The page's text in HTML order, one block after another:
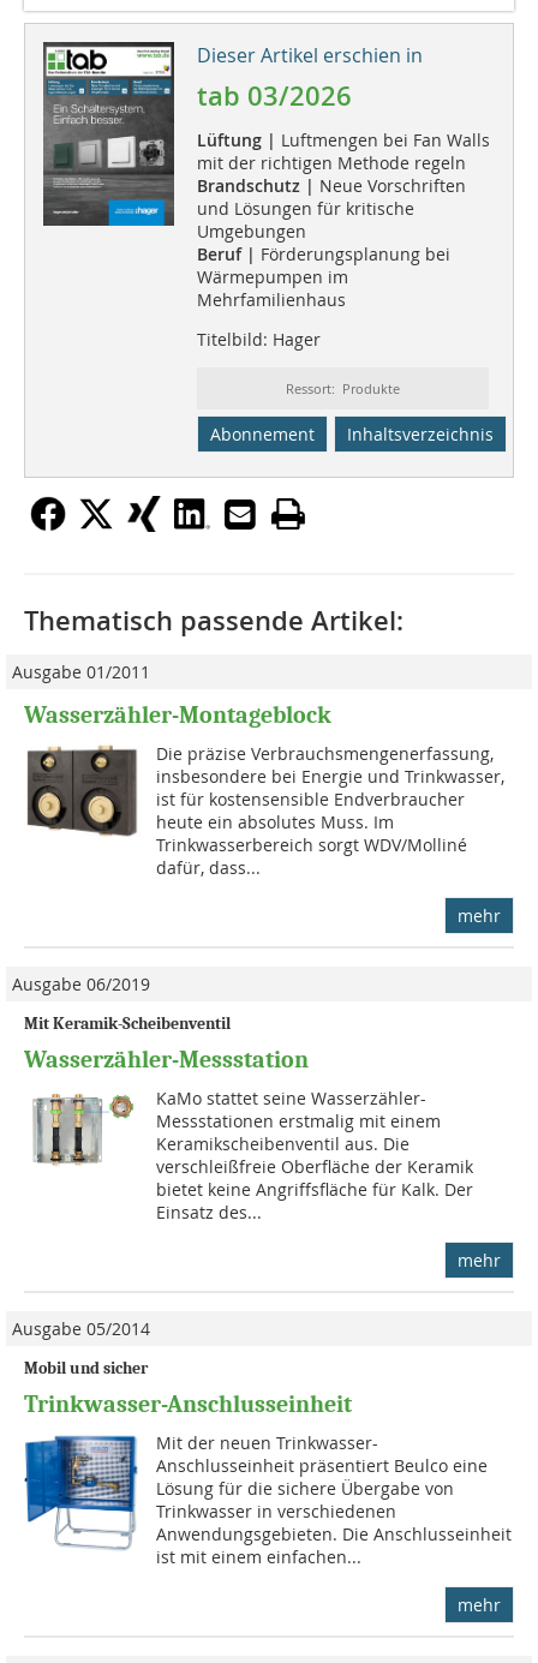
Dieser Artikel erschien in
tab 03/2026
Lüftung | Luftmengen bei Fan Walls
mit der richtigen Methode regeln
Brandschutz | Neue Vorschriften
und Lösungen für kritische
Umgebungen
Beruf | Förderungsplanung bei
Wärmepumpen im
Mehrfamilienhaus
Titelbild: Hager
Ressort: Produkte
Abonnement Inhaltsverzeichnis
Thematisch passende Artikel:
Ausgabe 01/2011
Wasserzähler-Montageblock
Die präzise Verbrauchsmengenerfassung,
insbesondere bei Energie und Trinkwasser,
ist für kostensensible Endverbraucher
heute ein absolutes Muss. Im
Trinkwasserbereich sorgt WDV/Molliné
dafür, dass...
mehr
Ausgabe 06/2019
Mit Keramik-Scheibenventil
Wasserzähler-Messstation
KaMo stattet seine Wasserzähler-
Messstationen erstmalig mit einem
Keramikscheibenventil aus. Die
verschleißfreie Oberfläche der Keramik
bietet keine Angriffsfläche für Kalk. Der
Einsatz des...
mehr
Ausgabe 05/2014
Mobil und sicher
Trinkwasser-Anschlusseinheit
Mit der neuen Trinkwasser-
Anschlusseinheit präsentiert Beulco eine
Lösung für die sichere Übergabe von
Trinkwasser in verschiedenen
Anwendungsgebieten. Die Anschlusseinheit
ist mit einem einfachen...
mehr